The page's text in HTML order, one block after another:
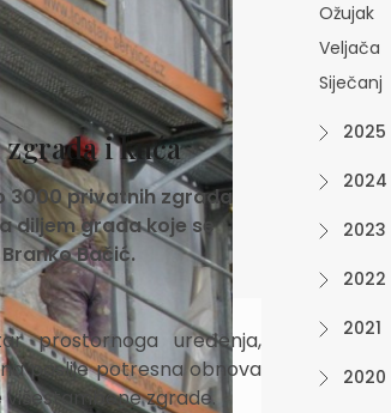
i kuća
3000 privatnih zgrada
diljem grada koje se
Bačić.
prostornoga uređenja,
poslije potresna obnova
zgrade.
Ožujak
Veljača
Siječanj
2025
2024
2023
2022
2021
2020